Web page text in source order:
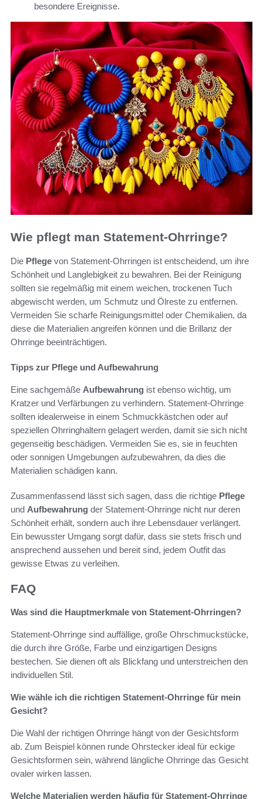
besondere Ereignisse.
Wie pflegt man Statement-Ohrringe?
Die Pflege von Statement-Ohrringen ist entscheidend, um ihre
Schönheit und Langlebigkeit zu bewahren. Bei der Reinigung
sollten sie regelmäßig mit einem weichen, trockenen Tuch
abgewischt werden, um Schmutz und Ölreste zu entfernen.
Vermeiden Sie scharfe Reinigungsmittel oder Chemikalien, da
diese die Materialien angreifen können und die Brillanz der
Ohrringe beeinträchtigen.
Tipps zur Pflege und Aufbewahrung
Eine sachgemäße Aufbewahrung ist ebenso wichtig, um
Kratzer und Verfärbungen zu verhindern. Statement-Ohrringe
sollten idealerweise in einem Schmuckkästchen oder auf
speziellen Ohrringhaltern gelagert werden, damit sie sich nicht
gegenseitig beschädigen. Vermeiden Sie es, sie in feuchten
oder sonnigen Umgebungen aufzubewahren, da dies die
Materialien schädigen kann.
Zusammenfassend lässt sich sagen, dass die richtige Pflege
und Aufbewahrung der Statement-Ohrringe nicht nur deren
Schönheit erhält, sondern auch ihre Lebensdauer verlängert.
Ein bewusster Umgang sorgt dafür, dass sie stets frisch und
ansprechend aussehen und bereit sind, jedem Outfit das
gewisse Etwas zu verleihen.
FAQ
Was sind die Hauptmerkmale von Statement-Ohrringen?
Statement-Ohrringe sind auffällige, große Ohrschmuckstücke,
die durch ihre Größe, Farbe und einzigartigen Designs
bestechen. Sie dienen oft als Blickfang und unterstreichen den
individuellen Stil.
Wie wähle ich die richtigen Statement-Ohrringe für mein
Gesicht?
Die Wahl der richtigen Ohrringe hängt von der Gesichtsform
ab. Zum Beispiel können runde Ohrstecker ideal für eckige
Gesichtsformen sein, während längliche Ohrringe das Gesicht
ovaler wirken lassen.
Welche Materialien werden häufig für Statement-Ohrringe